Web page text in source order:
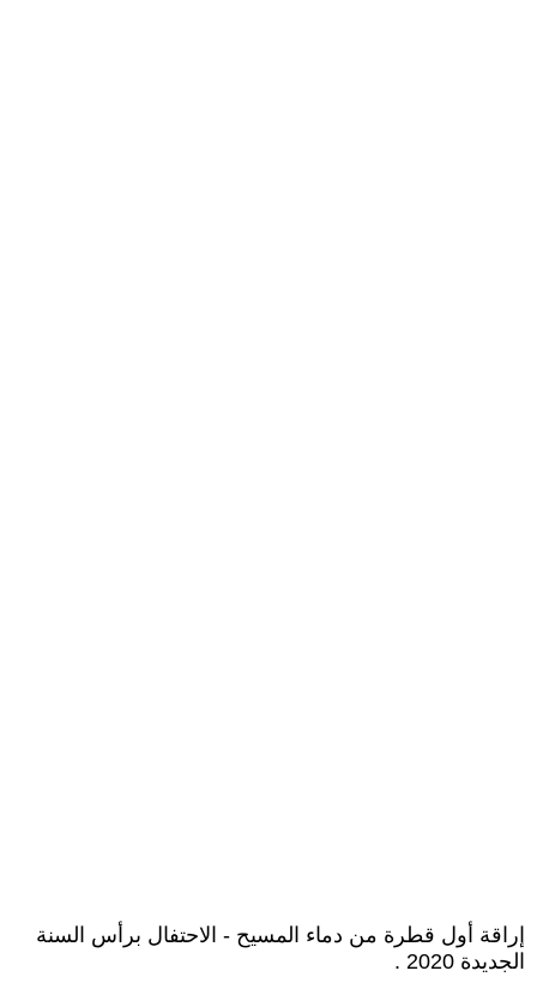
إراقة أول قطرة من دماء المسيح - الاحتفال برأس السنة
الجديدة 2020 .